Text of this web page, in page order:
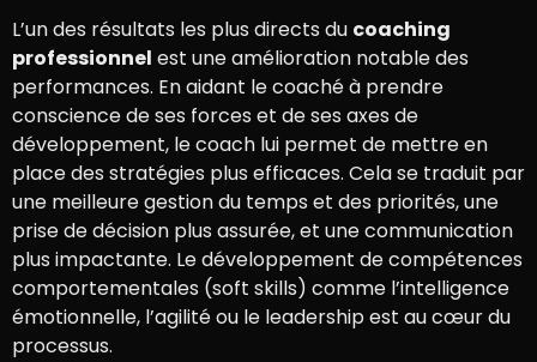
L’un des résultats les plus directs du coaching
professionnel est une amélioration notable des
performances. En aidant le coaché à prendre
conscience de ses forces et de ses axes de
développement, le coach lui permet de mettre en
place des stratégies plus efficaces. Cela se traduit par
une meilleure gestion du temps et des priorités, une
prise de décision plus assurée, et une communication
plus impactante. Le développement de compétences
comportementales (soft skills) comme l’intelligence
émotionnelle, l’agilité ou le leadership est au cœur du
processus.